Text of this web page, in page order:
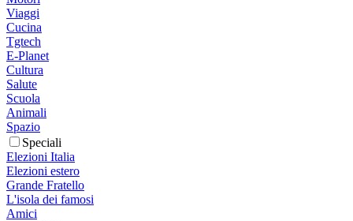
Viaggi
Cucina
Tgtech
E-Planet
Cultura
Salute
Scuola
Animali
Spazio
Speciali
Elezioni Italia
Elezioni estero
Grande Fratello
L'isola dei famosi
Amici